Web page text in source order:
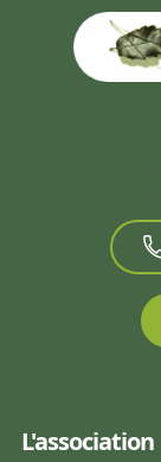
L'association